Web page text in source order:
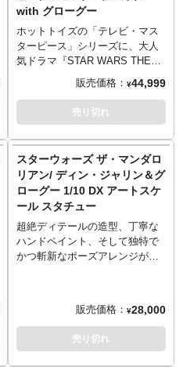
with グローグー
ホットトイズの「テレビ・マス
ターピース」シリーズに、大人
気ドラマ『STAR WARS THE
MANDALORIAN』よりスウーブ
バイクがラインナップ。劇中の
スウープバイクを、全長約59セ
ンチのビークルとして立体化。
可動式の操縦レバーやフットペ
ダル、緻密に造形されたシート
など、質感やディテールにこだ
わり、細部に至るまで精巧な仕
上がり。タトゥイーンの砂にさ
らされた外装を表現するために
ウェザリングを追加。テレビマ
アが搭乗可能。新規造形のグロ
ーグー（全高約6センチ）が付属
し、車体後部のサイドバッグに
販売価格： ¥44,999
売り切れ
スターウォーズ ザ・マンダロ
リアン/ ディン・ジャリン＆グ
ローグー 1/10 DX アートスケ
ール スタチュー
超絶ディテールの造型、丁寧な
ハンドペイント、そして独特で
かつ斬新なポーズアレンジが魅
ルの「アートスケール」シリー
ズから、『スターウォーズ ザ・
マンダロリアン』の主人公であ
販売価格： ¥28,000
売り切れ